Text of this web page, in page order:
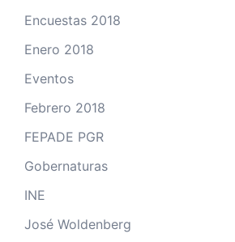
Encuestas 2018
Enero 2018
Eventos
Febrero 2018
FEPADE PGR
Gobernaturas
INE
José Woldenberg